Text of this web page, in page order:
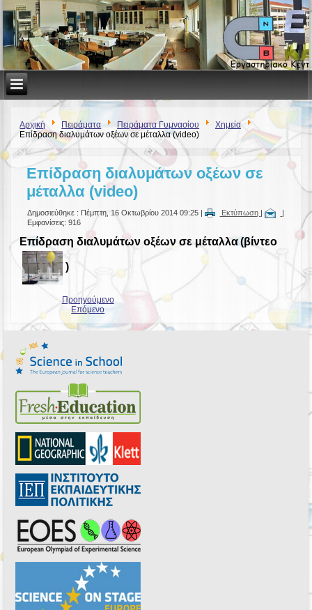
Αρχική Πειράματα Πειράματα Γυμνασίου
Χημεία
Επίδραση διαλυμάτων οξέων σε μέταλλα (video)
Επίδραση διαλυμάτων οξέων σε
μέταλλα (video)
Δημοσιεύθηκε : Πέμπτη, 16 Οκτωβρίου 2014 09:25 | Εκτύπωση |
|
Εμφανίσεις: 916
Επίδραση διαλυμάτων οξέων σε μέταλλα (βίντεο
)
Προηγούμενο
Επόμενο